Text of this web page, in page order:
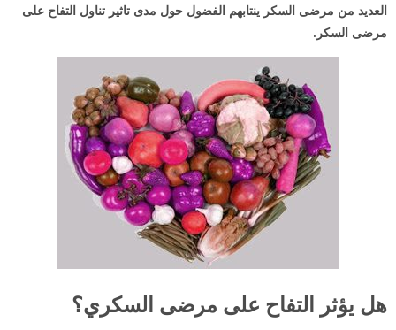
العديد من مرضى السكر ينتابهم الفضول حول مدى تاثير تناول التفاح على
مرضى السكر.
هل يؤثر التفاح على مرضى السكري؟